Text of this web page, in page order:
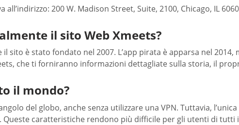
all’indirizzo: 200 W. Madison Street, Suite, 2100, Chicago, IL
il sito Web Xmeets?
sito è stato fondato nel 2007. L’app pirata è apparsa nel
che ti forniranno informazioni dettagliate sulla storia, il
il mondo?
del globo, anche senza utilizzare una VPN. Tuttavia,
caratteristiche rendono più difficile per gli utenti di